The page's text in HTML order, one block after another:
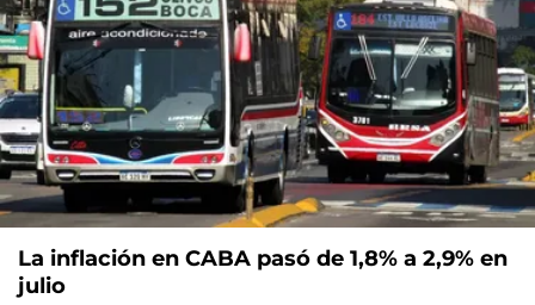
La inflación en CABA pasó de 1,8% a 2,9% en
julio